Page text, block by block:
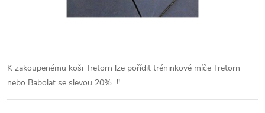
K zakoupenému koši Tretorn lze pořídit tréninkové míče Tretorn
nebo Babolat se slevou 20% !!